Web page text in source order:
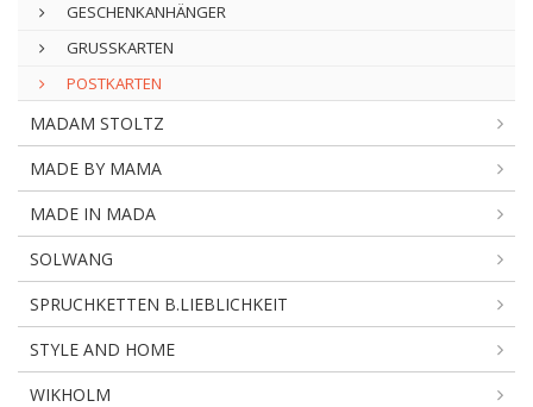
GESCHENKANHÄNGER
GRUSSKARTEN
POSTKARTEN
MADAM STOLTZ
MADE BY MAMA
MADE IN MADA
SOLWANG
SPRUCHKETTEN B.LIEBLICHKEIT
STYLE AND HOME
WIKHOLM